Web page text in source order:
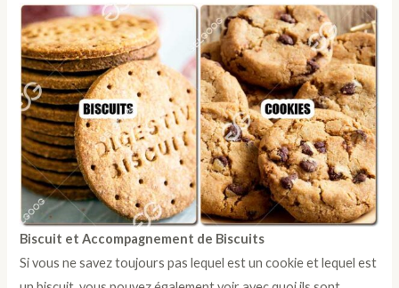
Biscuit et Accompagnement de Biscuits
Si vous ne savez toujours pas lequel est un cookie et lequel est